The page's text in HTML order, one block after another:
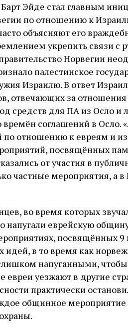
Эйде стал главным
по отношению к
объясняют его
укрепить связи с
Норвегии
палестинское
Израилю. В ответ
отвечающих за отношения
средств для ПА из Осло и
времён соглашений в Осло.
по отношению к евреям и
посвящённых
от участия в
частные мероприятия, а
во время которых
напугали еврейскую
посвящённых 9
идей, в то время как
напуганными, чтобы
евреи уезжают в другие
практически
общинное